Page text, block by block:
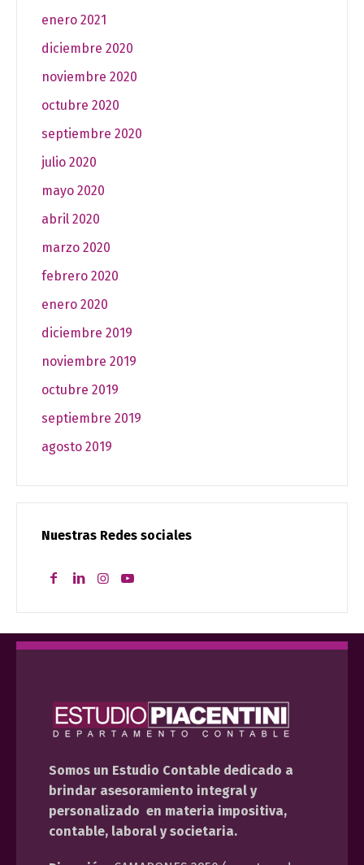
enero 2021
diciembre 2020
noviembre 2020
octubre 2020
septiembre 2020
julio 2020
mayo 2020
abril 2020
marzo 2020
febrero 2020
enero 2020
diciembre 2019
noviembre 2019
octubre 2019
septiembre 2019
agosto 2019
Nuestras Redes sociales
Somos un Estudio Contable dedicado a
brindar asesoramiento integral y
personalizado en materia impositiva,
contable, laboral y societaria.